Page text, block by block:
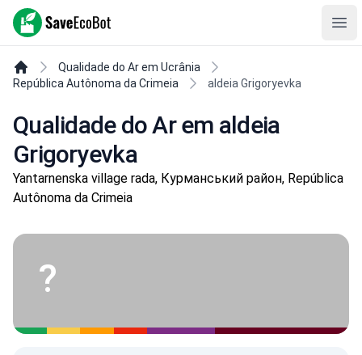
SaveEcoBot
Qualidade do Ar em Ucrânia
República Autônoma da Crimeia
aldeia Grigoryevka
Qualidade do Ar em aldeia
Grigoryevka
Yantarnenska village rada, Курманський район, República
Autônoma da Crimeia
?